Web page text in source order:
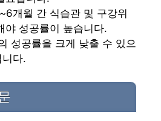
개월 간 식습관 및 구강위
야 성공률이 높습니다.
성공률을 크게 낮출 수 있으
다.